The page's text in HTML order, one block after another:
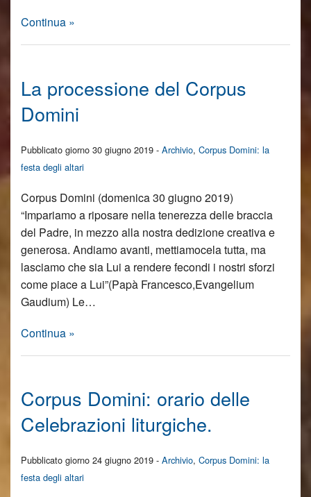
Continua »
La processione del Corpus
Domini
Pubblicato giorno 30 giugno 2019 - Archivio, Corpus Domini: la
festa degli altari
Corpus Domini (domenica 30 giugno 2019)
“Impariamo a riposare nella tenerezza delle braccia
del Padre, in mezzo alla nostra dedizione creativa e
generosa. Andiamo avanti, mettiamocela tutta, ma
lasciamo che sia Lui a rendere fecondi i nostri sforzi
come piace a Lui”(Papà Francesco,Evangelium
Gaudium) Le…
Continua »
Corpus Domini: orario delle
Celebrazioni liturgiche.
Pubblicato giorno 24 giugno 2019 - Archivio, Corpus Domini: la
festa degli altari